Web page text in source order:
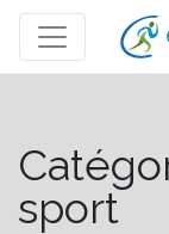
sport